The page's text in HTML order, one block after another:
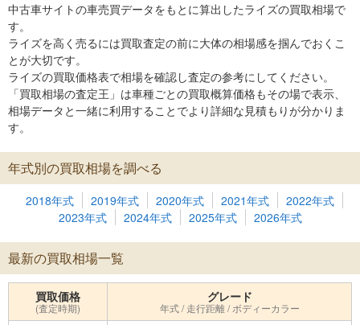
中古車サイトの車売買データをもとに算出したライズの買取相場で
す。
ライズを高く売るには買取査定の前に大体の相場感を掴んでおくこ
とが大切です。
ライズの買取価格表で相場を確認し査定の参考にしてください。
「買取相場の査定王」は車種ごとの買取概算価格もその場で表示、
相場データと一緒に利用することでより詳細な見積もりが分かりま
す。
年式別の買取相場を調べる
2018年式 2019年式 2020年式 2021年式
2022年式
2023年式
2024年式 2025年式 2026年式
最新の買取相場一覧
買取価格
(査定時期)
グレード
年式 / 走行距離 / ボディーカラー